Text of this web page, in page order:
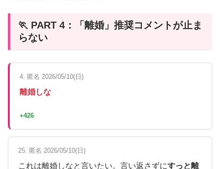
🏃 PART 4：「離婚」推奨コメントが止ま
らない
4. 匿名 2026/05/10(日)
離婚しな
+426
25. 匿名 2026/05/10(日)
これは離婚しなと言いたい。言い返さずにすっと離